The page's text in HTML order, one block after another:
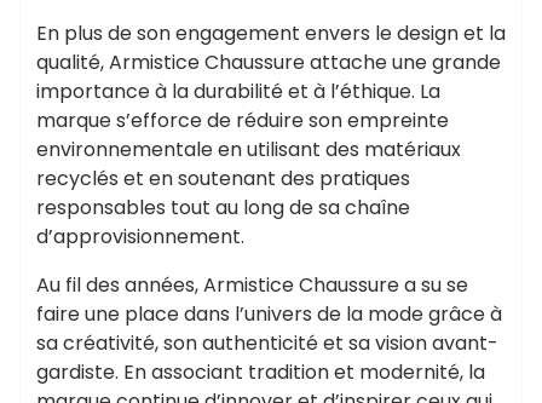
En plus de son engagement envers le design et la
qualité, Armistice Chaussure attache une grande
importance à la durabilité et à l’éthique. La
marque s’efforce de réduire son empreinte
environnementale en utilisant des matériaux
recyclés et en soutenant des pratiques
responsables tout au long de sa chaîne
d’approvisionnement.
Au fil des années, Armistice Chaussure a su se
faire une place dans l’univers de la mode grâce à
sa créativité, son authenticité et sa vision avant-
gardiste. En associant tradition et modernité, la